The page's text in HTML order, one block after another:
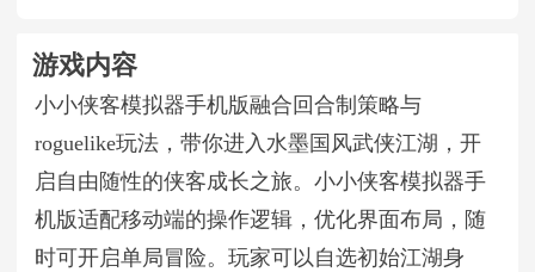
游戏内容
小小侠客模拟器手机版融合回合制策略与
roguelike玩法，带你进入水墨国风武侠江湖，开
启自由随性的侠客成长之旅。小小侠客模拟器手
机版适配移动端的操作逻辑，优化界面布局，随
时可开启单局冒险。玩家可以自选初始江湖身